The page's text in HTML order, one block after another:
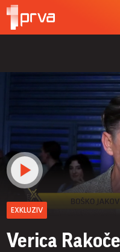
EXKLUZIV
Verica